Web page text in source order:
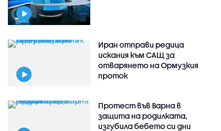
Иран отправи редица
искания към САЩ за
отварянето на Ормузкия
проток
Протест във Варна в
защита на родилката,
изгубила бебето си дни